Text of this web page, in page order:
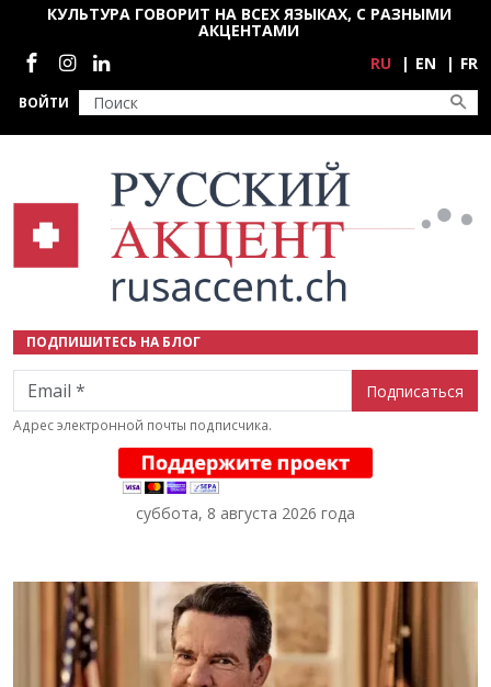
Перейти к основному содержанию
ВОЙТИ
КУЛЬТУРА ГОВОРИТ НА ВСЕХ ЯЗЫКАХ, С РАЗНЫМИ
АКЦЕНТАМИ
Социальные сети
RU EN FR
ПОДПИШИТЕСЬ НА БЛОГ
Email
Адрес электронной почты подписчика.
суббота, 8 августа 2026 года